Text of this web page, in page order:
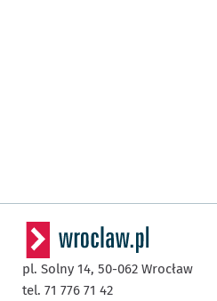
pl. Solny 14, 50-062 Wrocław
tel. 71 776 71 42